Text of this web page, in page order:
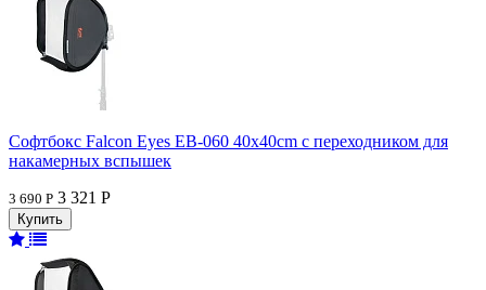
Софтбокс Falcon Eyes EB-060 40x40cm с переходником для
накамерных вспышек
3 690 Р 3 321 Р